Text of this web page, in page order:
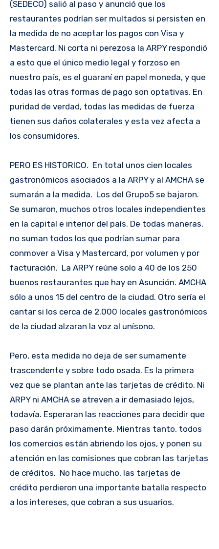
(SEDECO) salió al paso y anunció que los
restaurantes podrían ser multados si persisten en
la medida de no aceptar los pagos con Visa y
Mastercard. Ni corta ni perezosa la ARPY respondió
a esto que el único medio legal y forzoso en
nuestro país, es el guaraní en papel moneda, y que
todas las otras formas de pago son optativas. En
puridad de verdad, todas las medidas de fuerza
tienen sus daños colaterales y esta vez afecta a
los consumidores.
PERO ES HISTORICO. En total unos cien locales
gastronómicos asociados a la ARPY y al AMCHA se
sumarán a la medida. Los del Grupo5 se bajaron.
Se sumaron, muchos otros locales independientes
en la capital e interior del país. De todas maneras,
no suman todos los que podrían sumar para
conmover a Visa y Mastercard, por volumen y por
facturación. La ARPY reúne solo a 40 de los 250
buenos restaurantes que hay en Asunción. AMCHA
sólo a unos 15 del centro de la ciudad. Otro sería el
cantar si los cerca de 2.000 locales gastronómicos
de la ciudad alzaran la voz al unísono.
Pero, esta medida no deja de ser sumamente
trascendente y sobre todo osada. Es la primera
vez que se plantan ante las tarjetas de crédito. Ni
ARPY ni AMCHA se atreven a ir demasiado lejos,
todavía. Esperaran las reacciones para decidir que
paso darán próximamente. Mientras tanto, todos
los comercios están abriendo los ojos, y ponen su
atención en las comisiones que cobran las tarjetas
de créditos. No hace mucho, las tarjetas de
crédito perdieron una importante batalla respecto
a los intereses, que cobran a sus usuarios.